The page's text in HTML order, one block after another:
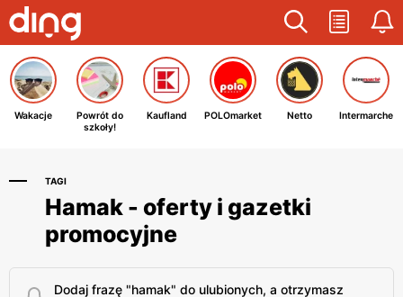
Wakacje
Powrót do
szkoły!
Kaufland POLOmarket Netto Intermarche
TAGI
Hamak - oferty i gazetki
promocyjne
Dodaj frazę "hamak" do ulubionych, a otrzymasz